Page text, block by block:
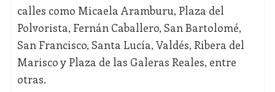
calles como Micaela Aramburu, Plaza del
Polvorista, Fernán Caballero, San Bartolomé,
San Francisco, Santa Lucía, Valdés, Ribera del
Marisco y Plaza de las Galeras Reales, entre
otras.